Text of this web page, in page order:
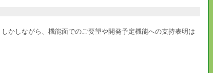
かしながら、機能面でのご要望や開発予定機能への支持表明は